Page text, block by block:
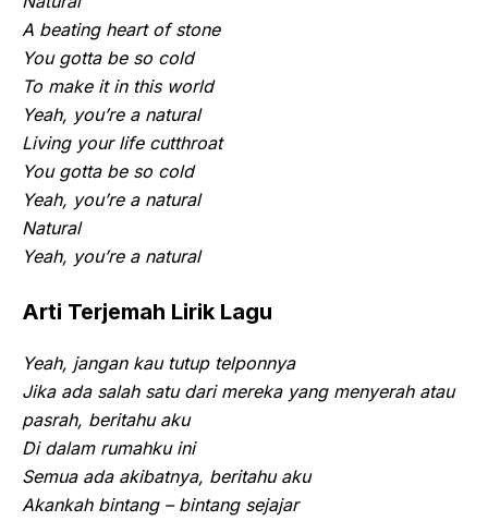
A beating heart of stone
You gotta be so cold
To make it in this world
Yeah, you’re a natural
Living your life cutthroat
You gotta be so cold
Yeah, you’re a natural
Natural
Yeah, you’re a natural
Arti Terjemah Lirik Lagu
Yeah, jangan kau tutup telponnya
Jika ada salah satu dari mereka yang menyerah atau
pasrah, beritahu aku
Di dalam rumahku ini
Semua ada akibatnya, beritahu aku
Akankah bintang – bintang sejajar